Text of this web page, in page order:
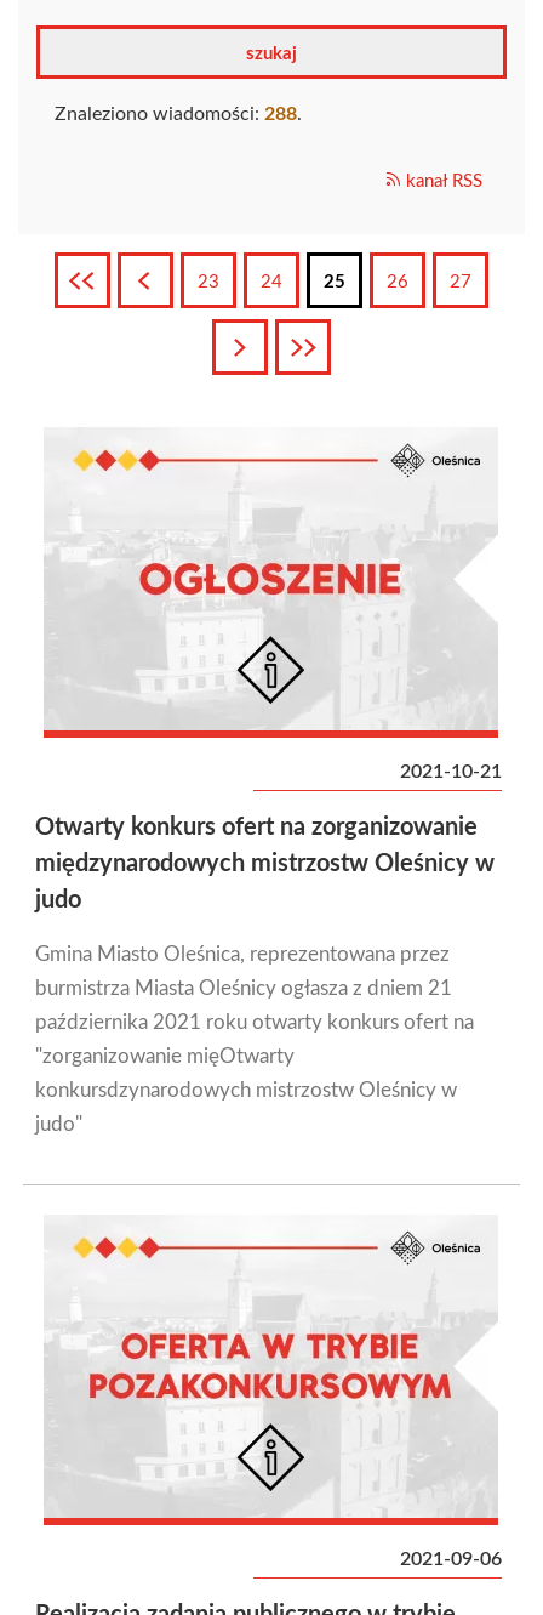
Znaleziono wiadomości: 288.
kanał RSS
Pierwsza Poprzednia
23 24 25 26 27
Następna
2021-10-21
Otwarty konkurs ofert na zorganizowanie
międzynarodowych mistrzostw Oleśnicy w
judo
Gmina Miasto Oleśnica, reprezentowana przez
burmistrza Miasta Oleśnicy ogłasza z dniem 21
października 2021 roku otwarty konkurs ofert na
"zorganizowanie mięOtwarty
konkursdzynarodowych mistrzostw Oleśnicy w
judo"
2021-09-06